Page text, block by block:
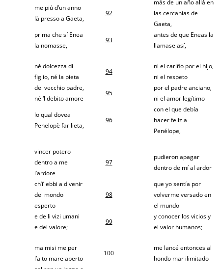
me piú d’un anno
là presso a Gaeta,
92
más de un año allá en
las cercanías de
Gaeta,
prima che sí Enea
la nomasse,
93
antes de que Eneas la
llamase así,
né dolcezza di
figlio, né la pieta
94
ni el cariño por el hijo,
ni el respeto
del vecchio padre,
né ‘l debito amore
95
por el padre anciano,
ni el amor legítimo
lo qual dovea
Penelopè far lieta,
96
con el que debía
hacer feliz a
Penélope,
vincer potero
dentro a me
l’ardore
97
pudieron apagar
dentro de mí al ardor
ch’i’ ebbi a divenir
del mondo
esperto
98
que yo sentía por
volverme versado en
el mundo
e de li vizi umani
e del valore;
99
y conocer los vicios y
el valor humanos;
ma misi me per
l’alto mare aperto
100
me lancé entonces al
hondo mar ilimitado